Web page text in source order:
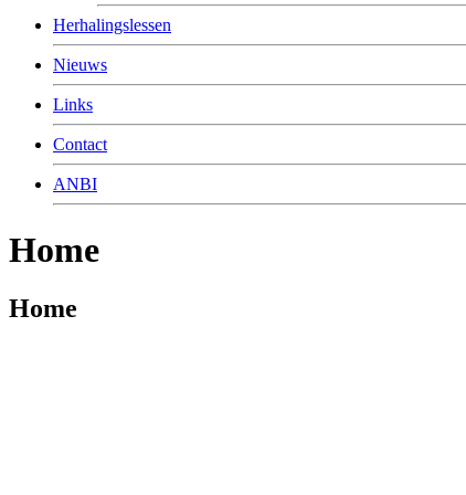
Herhalingslessen
Nieuws
Links
Contact
ANBI
Home
Home